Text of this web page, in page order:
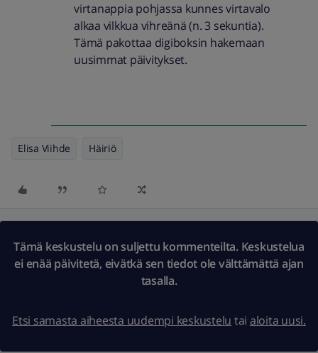
virtanappia pohjassa kunnes virtavalo
alkaa vilkkua vihreänä (n. 3 sekuntia).
Tämä pakottaa digiboksin hakemaan
uusimmat päivitykset.
Elisa Viihde Häiriö
Tämä keskustelu on suljettu kommenteilta. Keskustelua
ei enää päivitetä, eivätkä sen tiedot ole välttämättä ajan
tasalla.
Etsi samasta aiheesta uudempi keskustelu tai aloita uusi.